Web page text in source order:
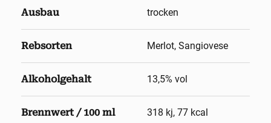
Ausbau trocken
Rebsorten Merlot, Sangiovese
Alkoholgehalt 13,5% vol
Brennwert / 100 ml 318 kj, 77 kcal